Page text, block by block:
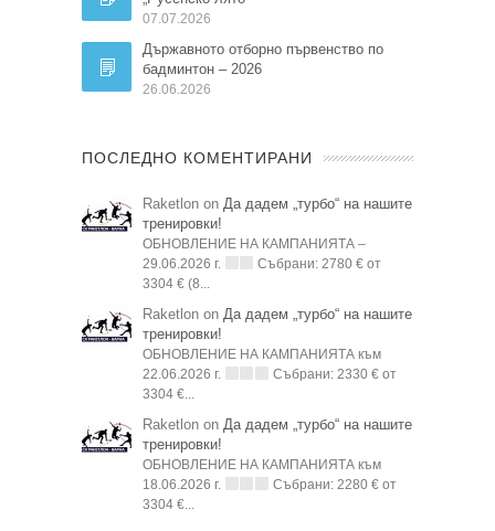
07.07.2026
Държавното отборно първенство по
бадминтон – 2026
26.06.2026
ПОСЛЕДНО КОМЕНТИРАНИ
Raketlon on Да дадем „турбо“ на нашите
тренировки!
ОБНОВЛЕНИЕ НА КАМПАНИЯТА –
29.06.2026 г.
Събрани: 2780 € от
3304 € (8...
Raketlon on Да дадем „турбо“ на нашите
тренировки!
ОБНОВЛЕНИЕ НА КАМПАНИЯТА към
22.06.2026 г.
Събрани: 2330 € от
3304 €...
Raketlon on Да дадем „турбо“ на нашите
тренировки!
ОБНОВЛЕНИЕ НА КАМПАНИЯТА към
18.06.2026 г.
Събрани: 2280 € от
3304 €...